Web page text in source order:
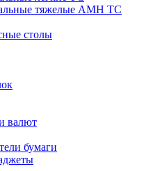
тяжелые AMH TC
столы
валют
бумаги